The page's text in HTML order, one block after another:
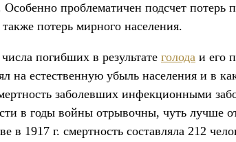
Особенно проблематичен подсчет
потерь мирного населения.
погибших в результате голода и его
на естественную убыль населения и в
заболевших инфекционными
в годы войны отрывочны, чуть лучше
в 1917 г. смертность составляла 212